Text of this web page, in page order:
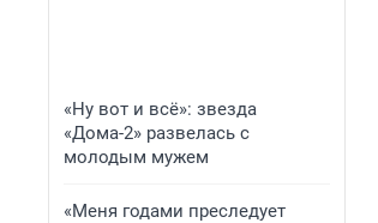
«Ну вот и всё»: звезда
«Дома-2» развелась с
молодым мужем
«Меня годами преследует